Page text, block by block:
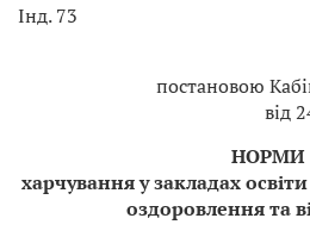
Інд. 73
постановою
від
НОРМИ
харчування у закладах
оздоровлення та